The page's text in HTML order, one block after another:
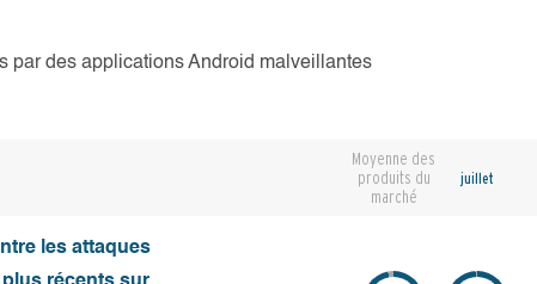
par des applications Android malveillantes
Moyenne des
produits du
marché
juillet
les attaques